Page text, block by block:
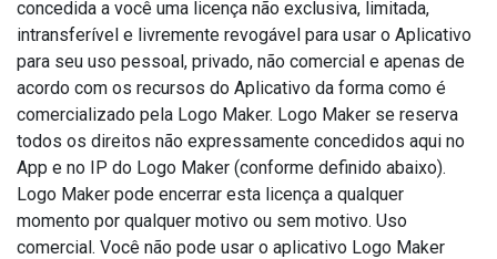
concedida a você uma licença não exclusiva, limitada,
intransferível e livremente revogável para usar o Aplicativo
para seu uso pessoal, privado, não comercial e apenas de
acordo com os recursos do Aplicativo da forma como é
comercializado pela Logo Maker. Logo Maker se reserva
todos os direitos não expressamente concedidos aqui no
App e no IP do Logo Maker (conforme definido abaixo).
Logo Maker pode encerrar esta licença a qualquer
momento por qualquer motivo ou sem motivo. Uso
comercial. Você não pode usar o aplicativo Logo Maker